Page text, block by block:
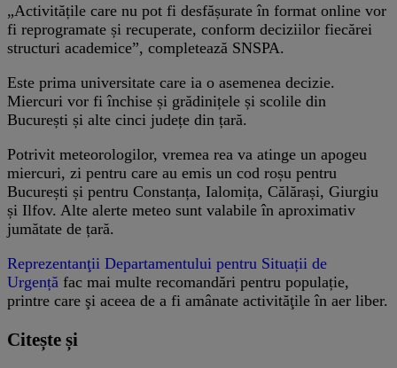
„Activitățile care nu pot fi desfășurate în format online vor
fi reprogramate și recuperate, conform deciziilor fiecărei
structuri academice”, completează SNSPA.
Este prima universitate care ia o asemenea decizie.
Miercuri vor fi închise și grădinițele și scolile din
București și alte cinci județe din țară.
Potrivit meteorologilor, vremea rea va atinge un apogeu
miercuri, zi pentru care au emis un cod roșu pentru
București și pentru Constanța, Ialomița, Călărași, Giurgiu
și Ilfov. Alte alerte meteo sunt valabile în aproximativ
jumătate de țară.
Reprezentanţii Departamentului pentru Situații de
Urgență fac mai multe recomandări pentru populație,
printre care şi aceea de a fi amânate activităţile în aer liber.
Citește și